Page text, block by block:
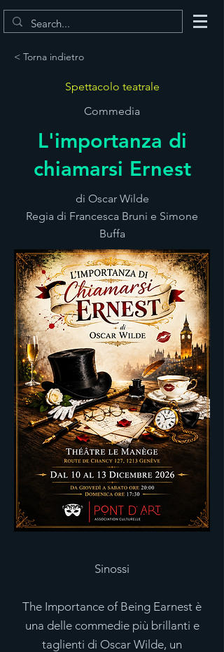
< Torna indietro
Spettacolo teatrale
Commedia
L'importanza di
chiamarsi Ernest
di Oscar Wilde
Regia di Francesca Bruni e Simone
Buffa
Sinossi
The Importance of Being Earnest è
una delle commedie più brillanti e
taglienti di Oscar Wilde, un